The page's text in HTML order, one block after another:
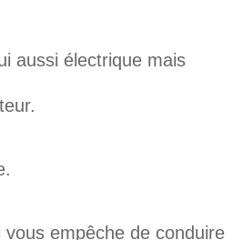
aussi électrique mais
vous empêche de conduire